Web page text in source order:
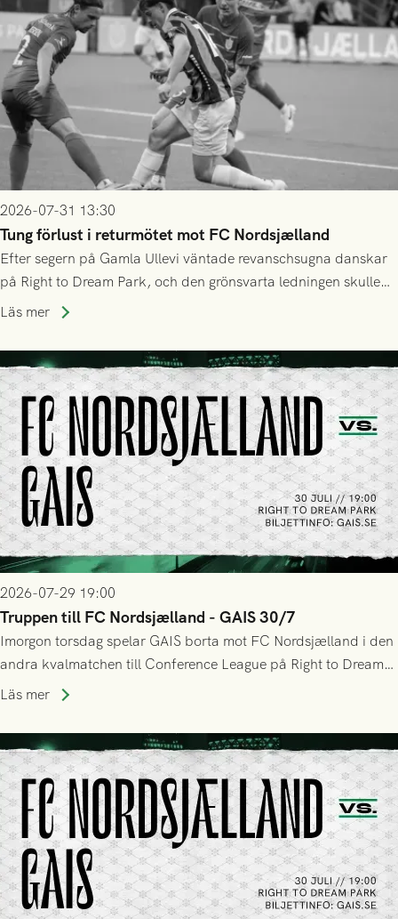
2026-07-31 13:30
Tung förlust i returmötet mot FC Nordsjælland
Efter segern på Gamla Ullevi väntade revanschsugna danskar
på Right to Dream Park, och den grönsvarta ledningen skulle
upphöra efter mindre än kvarten spelad. På lika mark visade
tennissiffror och det grönsvarta europaäventyret tog slut.
Läs mer
2026-07-29 19:00
Truppen till FC Nordsjælland - GAIS 30/7
Imorgon torsdag spelar GAIS borta mot FC Nordsjælland i den
andra kvalmatchen till Conference League på Right to Dream
Park! Fredrik Holmberg och ledarstaben har tagit ut följande
Läs mer